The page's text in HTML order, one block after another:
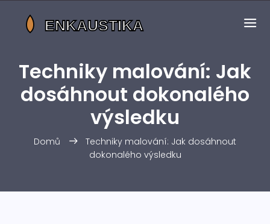
Techniky malování: Jak
dosáhnout dokonalého
výsledku
Domů
Techniky malování: Jak dosáhnout
dokonalého výsledku